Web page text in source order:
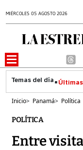
MIÉRCOLES 05 AGOSTO 2026
Inicio> Panamá> Política
POLÍTICA
Entre